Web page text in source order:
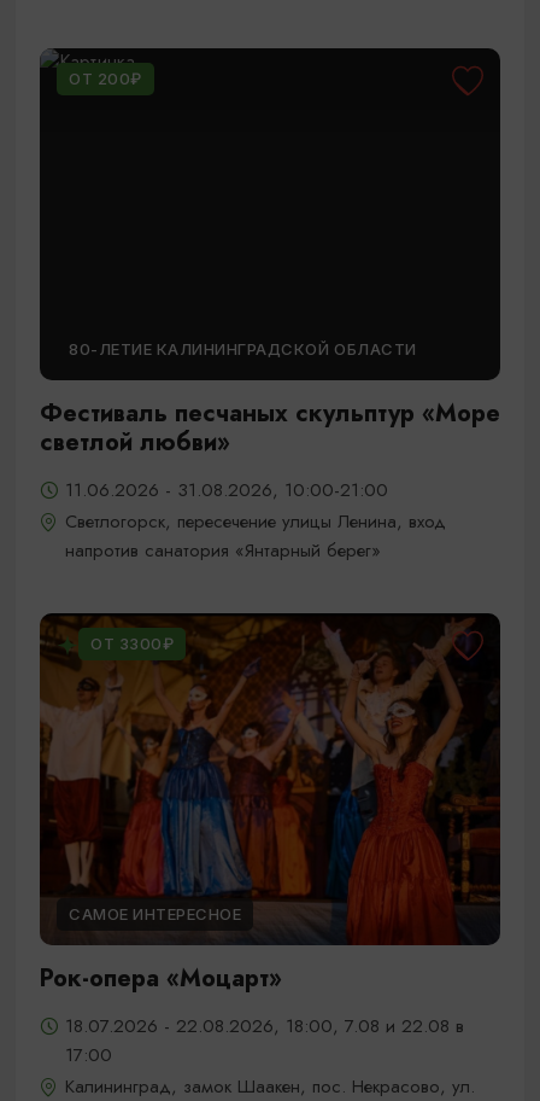
ОТ 200₽
80-ЛЕТИЕ КАЛИНИНГРАДСКОЙ ОБЛАСТИ
Фестиваль песчаных скульптур «Море
светлой любви»
11.06.2026 - 31.08.2026, 10:00-21:00
Светлогорск, пересечение улицы Ленина, вход
напротив санатория «Янтарный берег»
ОТ 3300₽
САМОЕ ИНТЕРЕСНОЕ
Рок-опера «Моцарт»
18.07.2026 - 22.08.2026, 18:00, 7.08 и 22.08 в
17:00
Калининград, замок Шаакен, пос. Некрасово, ул.